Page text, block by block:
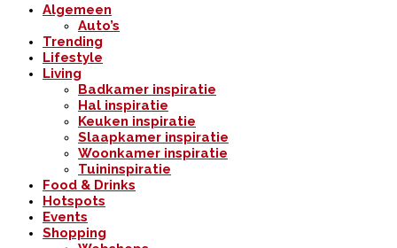
Algemeen
Auto’s
Trending
Lifestyle
Living
Badkamer inspiratie
Hal inspiratie
Keuken inspiratie
Slaapkamer inspiratie
Woonkamer inspiratie
Tuininspiratie
Food & Drinks
Hotspots
Events
Shopping